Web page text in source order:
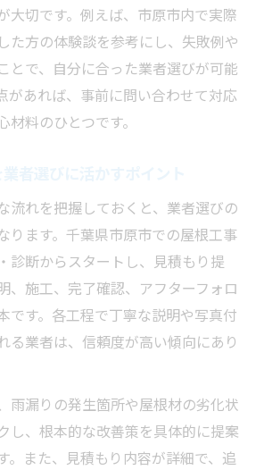
大切です。例えば、市原市内で実際
た方の体験談を参考にし、失敗例や
とで、自分に合った業者選びが可能
があれば、事前に問い合わせて対応
料のひとつです。
流れを把握しておくと、業者選びの
ります。千葉県市原市での屋根工事
診断からスタートし、見積もり提
、施工、完了確認、アフターフォロ
です。各工程で丁寧な説明や写真付
る業者は、信頼度が高い傾向にあり
雨漏りの発生箇所や屋根材の劣化状
し、根本的な改善策を具体的に提案
。また、見積もり内容が詳細で、追